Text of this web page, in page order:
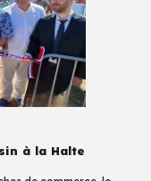
à la Halte